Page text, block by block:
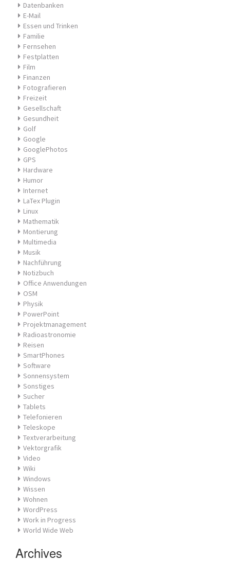
Datenbanken
E-Mail
Essen und Trinken
Familie
Fernsehen
Festplatten
Film
Finanzen
Fotografieren
Freizeit
Gesellschaft
Gesundheit
Golf
Google
GooglePhotos
GPS
Hardware
Humor
Internet
LaTex Plugin
Linux
Mathematik
Montierung
Multimedia
Musik
Nachführung
Notizbuch
Office Anwendungen
OSM
Physik
PowerPoint
Projektmanagement
Radioastronomie
Reisen
SmartPhones
Software
Sonnensystem
Sonstiges
Sucher
Tablets
Telefonieren
Teleskope
Textverarbeitung
Vektorgrafik
Video
Wiki
Windows
Wissen
Wohnen
WordPress
Work in Progress
World Wide Web
Archives